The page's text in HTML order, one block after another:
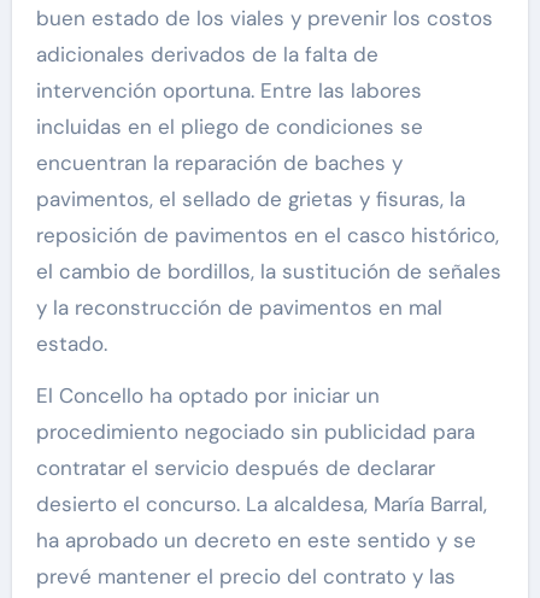
buen estado de los viales y prevenir los costos
adicionales derivados de la falta de
intervención oportuna. Entre las labores
incluidas en el pliego de condiciones se
encuentran la reparación de baches y
pavimentos, el sellado de grietas y fisuras, la
reposición de pavimentos en el casco histórico,
el cambio de bordillos, la sustitución de señales
y la reconstrucción de pavimentos en mal
estado.
El Concello ha optado por iniciar un
procedimiento negociado sin publicidad para
contratar el servicio después de declarar
desierto el concurso. La alcaldesa, María Barral,
ha aprobado un decreto en este sentido y se
prevé mantener el precio del contrato y las